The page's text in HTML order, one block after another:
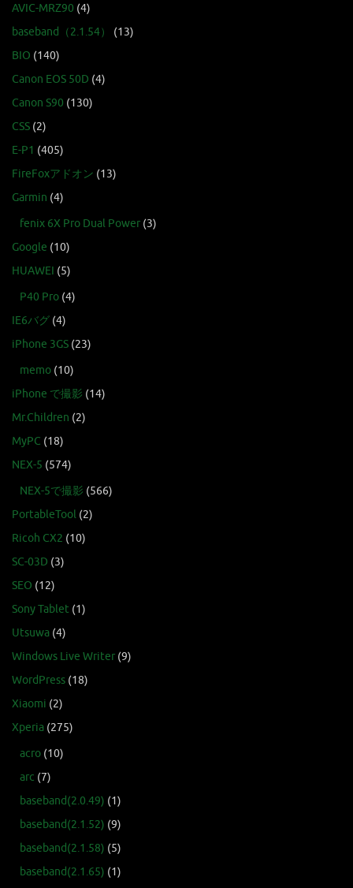
AVIC-MRZ90 (4)
baseband（2.1.54）
(13)
BIO (140)
Canon EOS 50D (4)
Canon S90 (130)
CSS (2)
E-P1 (405)
FireFoxアドオン (13)
Garmin (4)
fenix 6X Pro Dual Power (3)
Google (10)
HUAWEI (5)
P40 Pro (4)
IE6バグ (4)
iPhone 3GS (23)
memo (10)
iPhone で撮影 (14)
Mr.Children (2)
MyPC (18)
NEX-5 (574)
NEX-5で撮影 (566)
PortableTool (2)
Ricoh CX2 (10)
SC-03D (3)
SEO (12)
Sony Tablet (1)
Utsuwa (4)
Windows Live Writer (9)
WordPress (18)
Xiaomi (2)
Xperia (275)
acro (10)
arc (7)
baseband(2.0.49) (1)
baseband(2.1.52) (9)
baseband(2.1.58) (5)
baseband(2.1.65) (1)